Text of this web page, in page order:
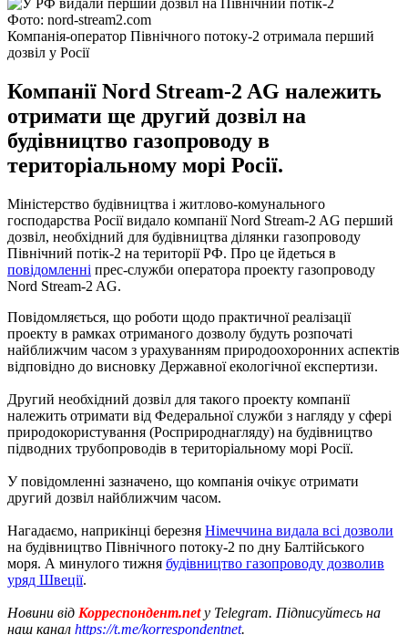
Фото: nord-stream2.com
Компанія-оператор Північного потоку-2 отримала перший
дозвіл у Росії
Компанії Nord Stream-2 AG належить
отримати ще другий дозвіл на
будівництво газопроводу в
територіальному морі Росії.
Міністерство будівництва і житлово-комунального
господарства Росії видало компанії Nord Stream-2 AG перший
дозвіл, необхідний для будівництва ділянки газопроводу
Північний потік-2 на території РФ. Про це йдеться в
повідомленні прес-служби оператора проекту газопроводу
Nord Stream-2 AG.
Повідомляється, що роботи щодо практичної реалізації
проекту в рамках отриманого дозволу будуть розпочаті
найближчим часом з урахуванням природоохоронних аспектів
відповідно до висновку Державної екологічної експертизи.
Другий необхідний дозвіл для такого проекту компанії
належить отримати від Федеральної служби з нагляду у сфері
природокористування (Росприроднагляду) на будівництво
підводних трубопроводів в територіальному морі Росії.
У повідомленні зазначено, що компанія очікує отримати
другий дозвіл найближчим часом.
Нагадаємо, наприкінці березня Німеччина видала всі дозволи
на будівництво Північного потоку-2 по дну Балтійського
моря. А минулого тижня будівництво газопроводу дозволив
уряд Швеції.
Новини від Корреспондент.netу Telegram. Підписуйтесь на
наш канал https://t.me/korrespondentnet.